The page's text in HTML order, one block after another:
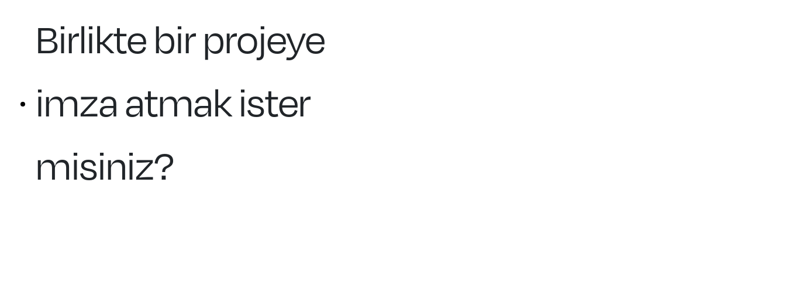
Birlikte bir projeye
imza atmak ister
misiniz?